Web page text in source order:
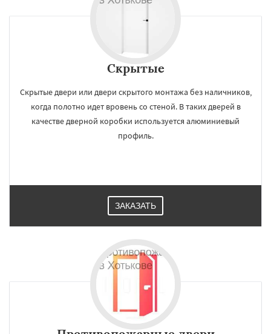
Скрытые
Скрытые двери или двери скрытого монтажа без наличников,
когда полотно идет вровень со стеной. В таких дверей в
качестве дверной коробки используется алюминиевый
профиль.
ЗАКАЗАТЬ